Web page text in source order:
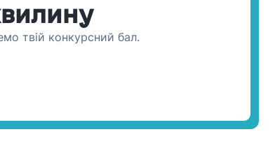
твій конкурсний бал.